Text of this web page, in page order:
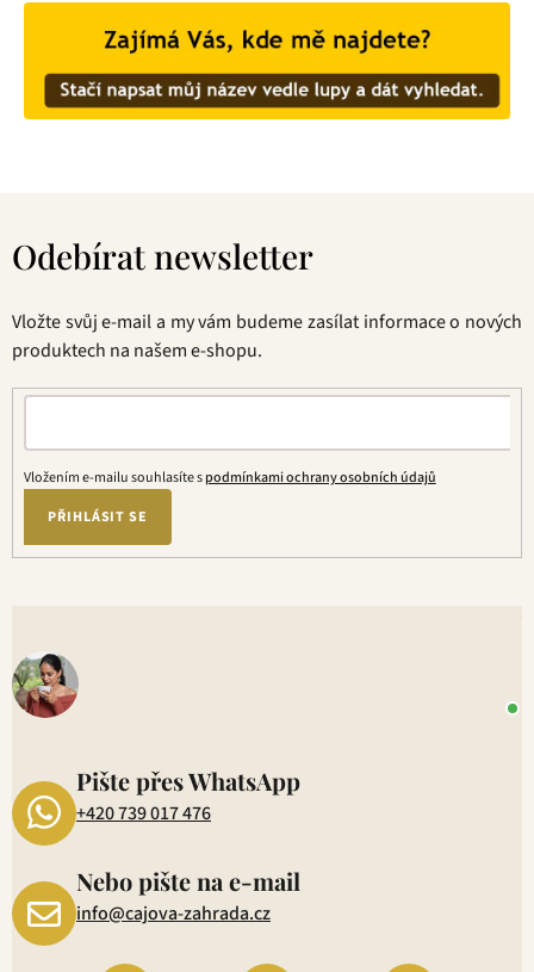
Odebírat newsletter
Vložte svůj e-mail a my vám budeme zasílat informace o nových
produktech na našem e-shopu.
Vložením e-mailu souhlasíte spodmínkami ochrany osobních údajů
PŘIHLÁSIT SE
Pište přes WhatsApp
+420 739 017 476
Nebo pište na e-mail
info@cajova-zahrada.cz